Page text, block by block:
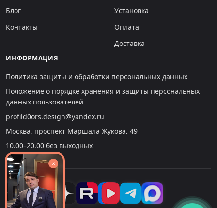
Блог
Контакты
Установка
Оплата
Доставка
ИНФОРМАЦИЯ
Политика защиты и обработки персональных данных
Положение о порядке хранения и защиты персональных
данных пользователей
profild0ors.design@yandex.ru
Москва, проспект Маршала Жукова, 49
10.00–20.00 без выходных
×